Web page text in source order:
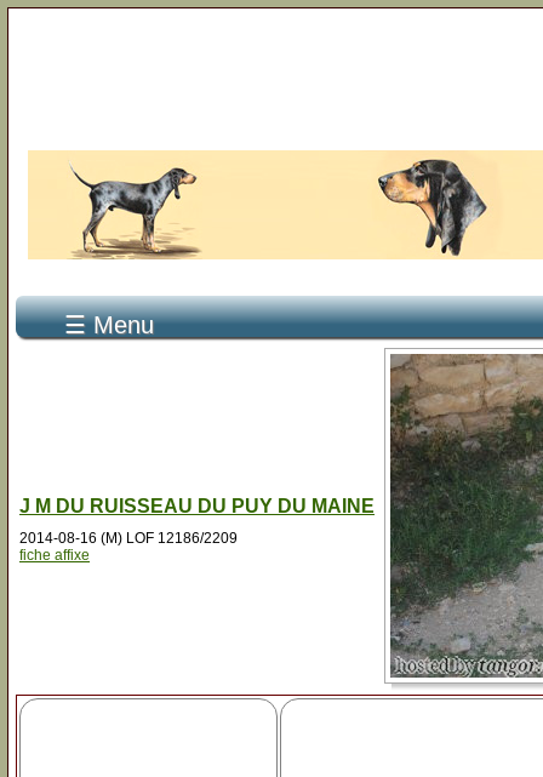
☰ Menu
J M DU RUISSEAU DU PUY DU MAINE
2014-08-16 (M) LOF 12186/2209
fiche affixe